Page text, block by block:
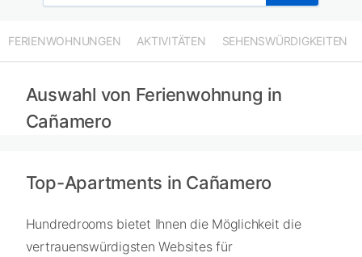
FERIENWOHNUNGEN AKTIVITÄTEN SEHENSWÜRDIGKEITEN
Auswahl von Ferienwohnung in
Cañamero
Top-Apartments in Cañamero
Hundredrooms bietet Ihnen die Möglichkeit die
vertrauenswürdigsten Websites für